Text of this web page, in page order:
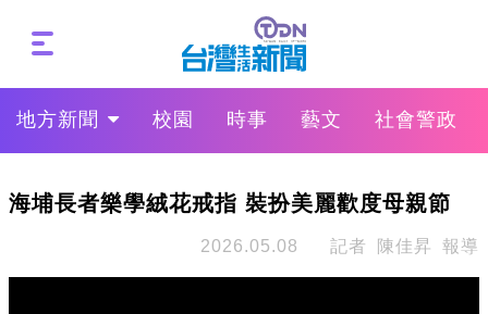
地方新聞 校園 時事 藝文 社會警政
海埔長者樂學絨花戒指 裝扮美麗歡度母親節
2026.05.08 記者 陳佳昇 報導